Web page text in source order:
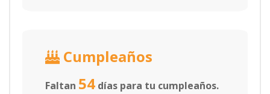
Cumpleaños
Faltan 54 días para tu cumpleaños.